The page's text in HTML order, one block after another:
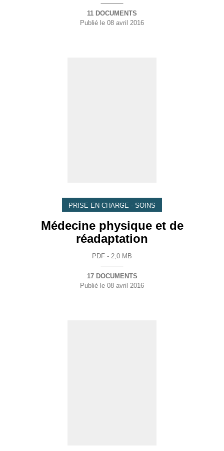
11 DOCUMENTS
Publié le 08 avril 2016
PRISE EN CHARGE - SOINS
Médecine physique et de
réadaptation
PDF - 2,0 MB
17 DOCUMENTS
Publié le 08 avril 2016